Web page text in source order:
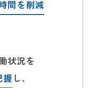
間を削減
状況を
握 し、